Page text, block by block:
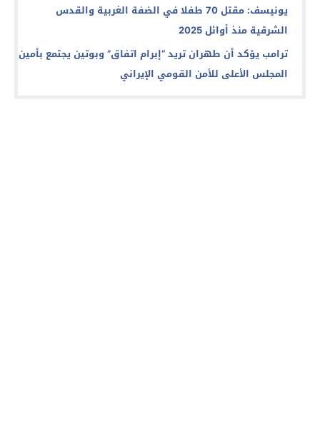
يونيسف: مقتل 70 طفلا في الضفة الغربية والقدس
الشرقية منذ أوائل 2025
ترامب يؤكد أن طهران تريد “إبرام اتفاق” وبوتين يجتمع بأمين
المجلس الأعلى للأمن القومي الإيراني